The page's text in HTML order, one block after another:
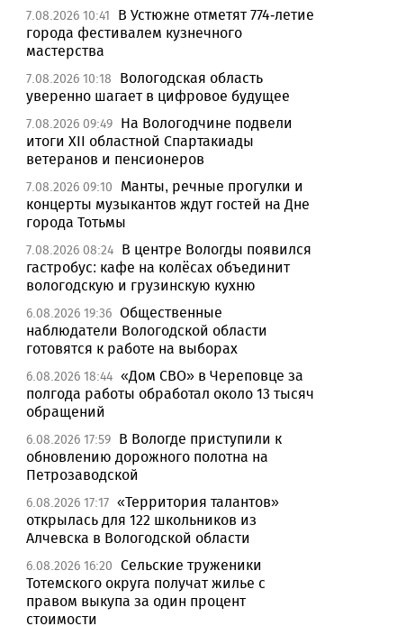
7.08.2026 10:41
В Устюжне отметят 774-летие
города фестивалем кузнечного
мастерства
7.08.2026 10:18
Вологодская область
уверенно шагает в цифровое будущее
7.08.2026 09:49 На Вологодчине подвели
итоги XII областной Спартакиады
ветеранов и пенсионеров
7.08.2026 09:10
Манты, речные прогулки и
концерты музыкантов ждут гостей на Дне
города Тотьмы
7.08.2026 08:24 В центре Вологды появился
гастробус: кафе на колёсах объединит
вологодскую и грузинскую кухню
6.08.2026 19:36 Общественные
наблюдатели Вологодской области
готовятся к работе на выборах
6.08.2026 18:44 «Дом СВО» в Череповце за
полгода работы обработал около 13 тысяч
обращений
6.08.2026 17:59 В Вологде приступили к
обновлению дорожного полотна на
Петрозаводской
6.08.2026 17:17 «Территория талантов»
открылась для 122 школьников из
Алчевска в Вологодской области
6.08.2026 16:20 Сельские труженики
Тотемского округа получат жилье с
правом выкупа за один процент
стоимости